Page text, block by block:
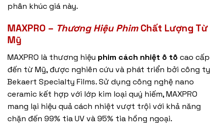
phân khúc giá này.
MAXPRO – Thương Hiệu PhimChất Lượng Từ
Mỹ
MAXPRO là thương hiệu phim cách nhiệt ô tô cao cấp
đến từ Mỹ, được nghiên cứu và phát triển bởi công ty
Bekaert Specialty Films. Sử dụng công nghệ nano
ceramic kết hợp với lớp kim loại quý hiếm, MAXPRO
mang lại hiệu quả cách nhiệt vượt trội với khả năng
chặn đến 99% tia UV và 95% tia hồng ngoại.